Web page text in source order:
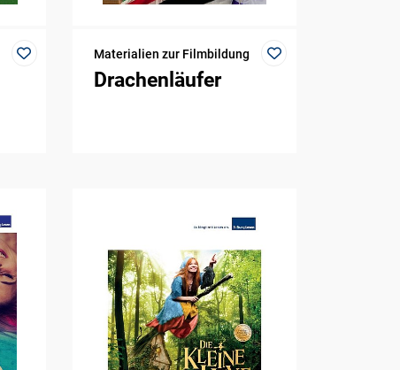
Materialien zur Filmbildung
Drachenläufer